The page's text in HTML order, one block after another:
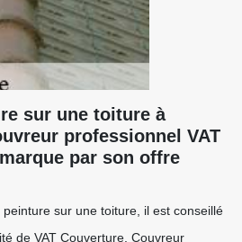
sur une toiture à
professionnel VAT
par son offre
sur une toiture, il est conseillé
de VAT Couverture. Couvreur